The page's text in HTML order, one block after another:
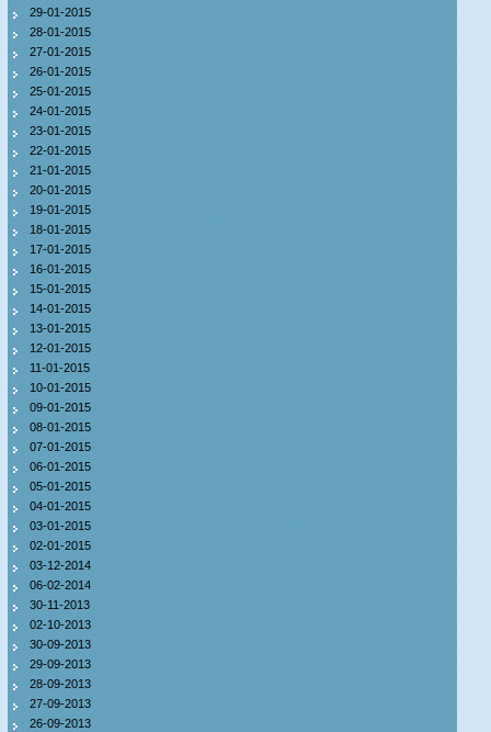
29-01-2015
28-01-2015
27-01-2015
26-01-2015
25-01-2015
24-01-2015
23-01-2015
22-01-2015
21-01-2015
20-01-2015
19-01-2015
18-01-2015
17-01-2015
16-01-2015
15-01-2015
14-01-2015
13-01-2015
12-01-2015
11-01-2015
10-01-2015
09-01-2015
08-01-2015
07-01-2015
06-01-2015
05-01-2015
04-01-2015
03-01-2015
02-01-2015
03-12-2014
06-02-2014
30-11-2013
02-10-2013
30-09-2013
29-09-2013
28-09-2013
27-09-2013
26-09-2013